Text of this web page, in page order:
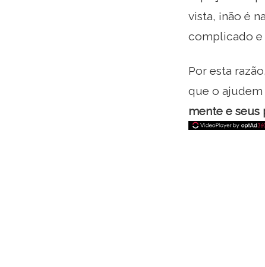
vista, ¡não é
complicado e
Por esta
que o ajudem
mente e seus